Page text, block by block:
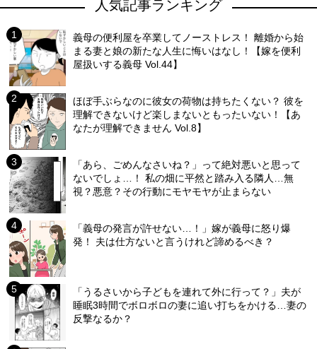
人気記事ランキング
義母の便利屋を卒業してノーストレス！ 離婚から始
まる妻と娘の新たな人生に悔いはなし！【嫁を便利
屋扱いする義母 Vol.44】
ほぼ手ぶらなのに彼女の荷物は持ちたくない？ 彼を
理解できないけど楽しまないともったいない！【あ
なたが理解できません Vol.8】
「あら、ごめんなさいね？」って絶対悪いと思って
ないでしょ…！ 私の畑に平然と踏み入る隣人…無
視？悪意？その行動にモヤモヤが止まらない
「義母の発言が許せない…！」嫁が義母に怒り爆
発！ 夫は仕方ないと言うけれど諦めるべき？
「うるさいから子どもを連れて外に行って？」夫が
睡眠3時間でボロボロの妻に追い打ちをかける…妻の
反撃なるか？